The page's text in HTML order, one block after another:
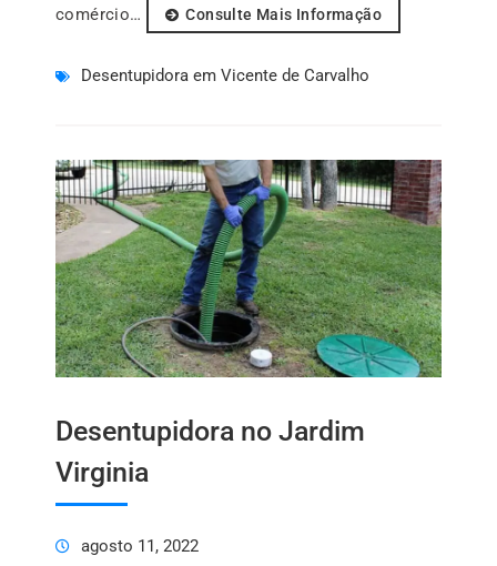
comércio…
Consulte Mais Informação
Desentupidora em Vicente de Carvalho
Desentupidora no Jardim
Virginia
agosto 11, 2022